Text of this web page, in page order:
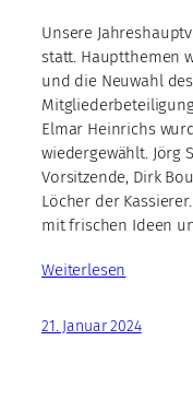
Unsere
statt. Hauptthemen
und die Neuwahl
Elmar Heinrichs
wiedergewählt. Jörg
Vorsitzende, Dirk
Löcher der
mit frischen Ideen
Weiterlesen
21. Januar 2024